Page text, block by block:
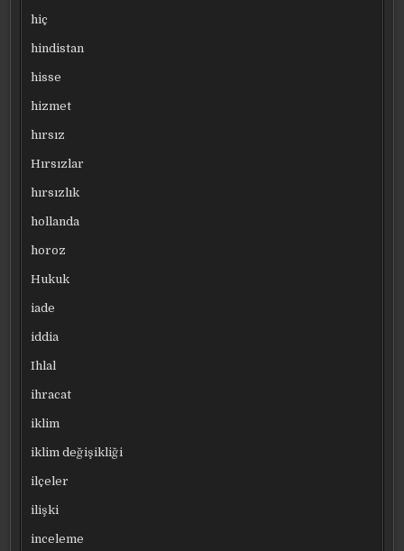
hiç
hindistan
hisse
hizmet
hırsız
Hırsızlar
hırsızlık
hollanda
horoz
Hukuk
iade
iddia
Ihlal
ihracat
iklim
iklim değişikliği
ilçeler
ilişki
inceleme